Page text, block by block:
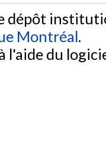
dépôt
Montréal.
l'aide du